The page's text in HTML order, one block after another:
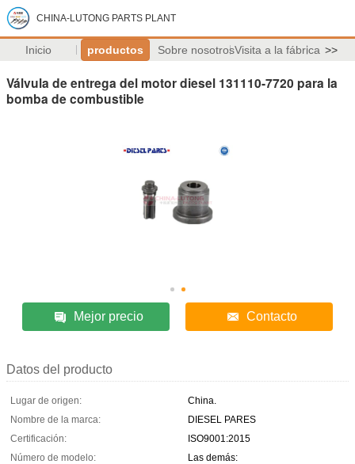
CHINA-LUTONG PARTS PLANT
Inicio productos Sobre nosotrosVisita a la fábrica >>
Válvula de entrega del motor diesel 131110-7720 para la
bomba de combustible
Mejor precio Contacto
Datos del producto
Lugar de origen:
China.
Nombre de la marca:
DIESEL PARES
Certificación:
ISO9001:2015
Número de modelo:
Las demás: